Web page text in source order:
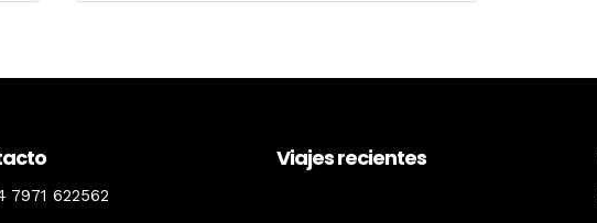
7971 622562
Viajes recientes